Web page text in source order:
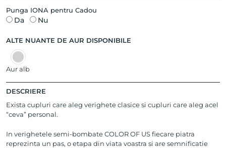
Punga IONA pentru Cadou
Da Nu
ALTE NUANTE DE AUR DISPONIBILE
Aur alb
DESCRIERE
Exista cupluri care aleg verighete clasice si cupluri care aleg acel
“ceva” personal.
In verighetele semi-bombate COLOR OF US fiecare piatra
reprezinta un pas, o etapa din viata voastra si are semnificatie